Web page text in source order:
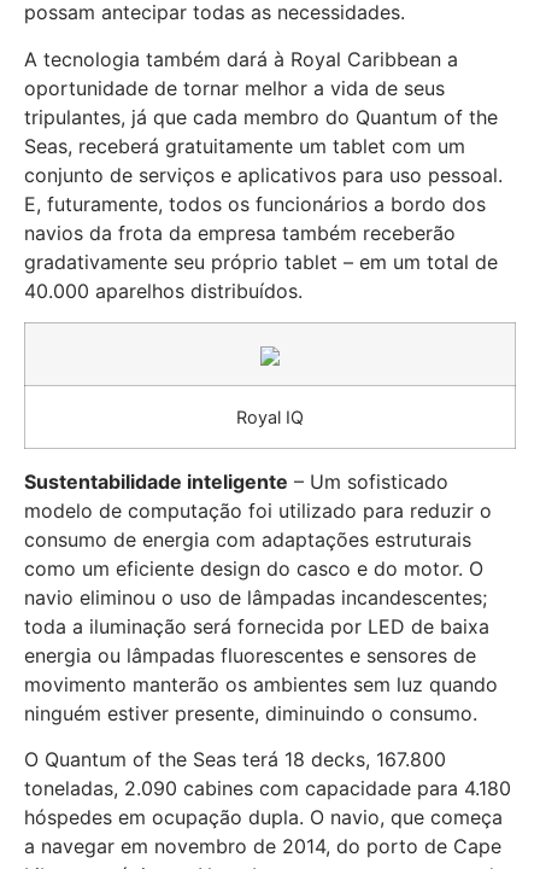
possam antecipar todas as necessidades.
A tecnologia também dará à Royal Caribbean a
oportunidade de tornar melhor a vida de seus
tripulantes, já que cada membro do Quantum of the
Seas, receberá gratuitamente um tablet com um
conjunto de serviços e aplicativos para uso pessoal.
E, futuramente, todos os funcionários a bordo dos
navios da frota da empresa também receberão
gradativamente seu próprio tablet – em um total de
40.000 aparelhos distribuídos.
Royal IQ
Sustentabilidade inteligente – Um sofisticado
modelo de computação foi utilizado para reduzir o
consumo de energia com adaptações estruturais
como um eficiente design do casco e do motor. O
navio eliminou o uso de lâmpadas incandescentes;
toda a iluminação será fornecida por LED de baixa
energia ou lâmpadas fluorescentes e sensores de
movimento manterão os ambientes sem luz quando
ninguém estiver presente, diminuindo o consumo.
O Quantum of the Seas terá 18 decks, 167.800
toneladas, 2.090 cabines com capacidade para 4.180
hóspedes em ocupação dupla. O navio, que começa
a navegar em novembro de 2014, do porto de Cape